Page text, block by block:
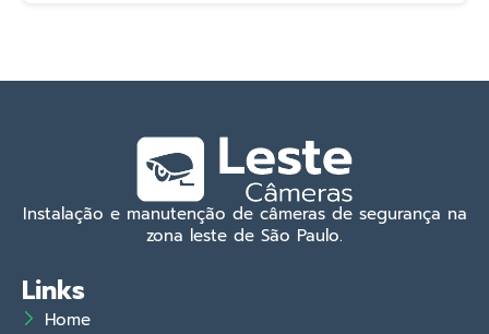
Instalação e manutenção de câmeras de segurança na
zona leste de São Paulo.
Links
Home